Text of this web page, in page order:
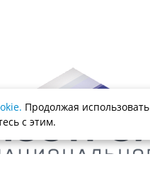
Продолжая использовать
с этим.